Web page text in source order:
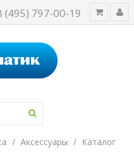
(495) 797-00-19
Аксессуары
Каталог